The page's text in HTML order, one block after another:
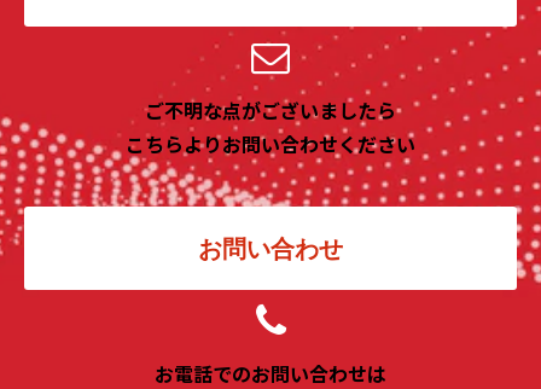
ご不明な点がございましたら
こちらよりお問い合わせください
お問い合わせ
お電話でのお問い合わせは